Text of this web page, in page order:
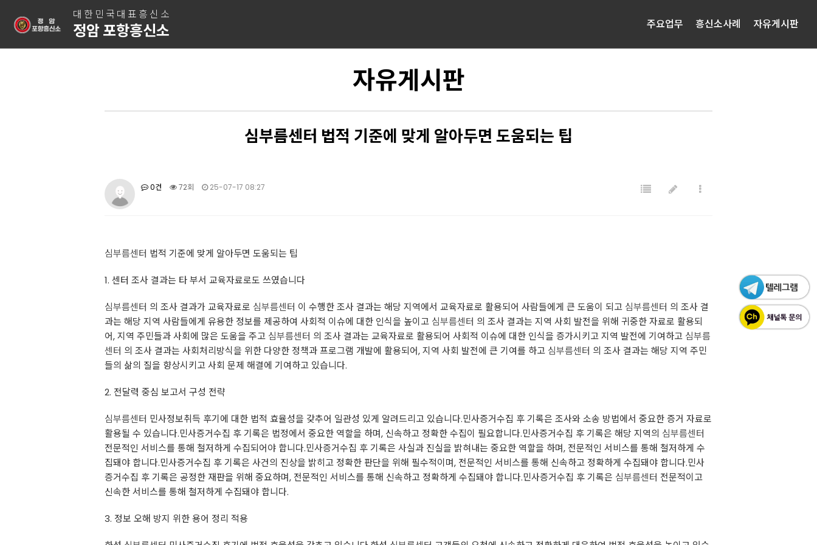
대한민국대표흥신소
정암 포항흥신소 주요업무 흥신소사례 자유게시판
자유게시판
심부름센터 법적 기준에 맞게 알아두면 도움되는 팁
0건 72회 25-07-17 08:27
심부름센터 법적 기준에 맞게 알아두면 도움되는 팁
1. 센터 조사 결과는 타 부서 교육자료로도 쓰였습니다
심부름센터 의 조사 결과가 교육자료로 심부름센터 이 수행한 조사 결과는 해당 지역에서 교육자료로 활용되어 사람들에게 큰 도움이 되고 심부름센터 의 조사 결
과는 해당 지역 사람들에게 유용한 정보를 제공하여 사회적 이슈에 대한 인식을 높이고 심부름센터 의 조사 결과는 지역 사회 발전을 위해 귀중한 자료로 활용되
어, 지역 주민들과 사회에 많은 도움을 주고 심부름센터 의 조사 결과는 교육자료로 활용되어 사회적 이슈에 대한 인식을 증가시키고 지역 발전에 기여하고 심부름
센터 의 조사 결과는 사회처리방식을 위한 다양한 정책과 프로그램 개발에 활용되어, 지역 사회 발전에 큰 기여를 하고 심부름센터 의 조사 결과는 해당 지역 주민
들의 삶의 질을 향상시키고 사회 문제 해결에 기여하고 있습니다.
2. 전달력 중심 보고서 구성 전략
심부름센터 민사정보취득 후기에 대한 법적 효율성을 갖추어 일관성 있게 알려드리고 있습니다.민사증거수집 후 기록은 조사와 소송 방법에서 중요한 증거 자료로
활용될 수 있습니다.민사증거수집 후 기록은 법정에서 중요한 역할을 하며, 신속하고 정확한 수집이 필요합니다.민사증거수집 후 기록은 해당 지역의 심부름센터
전문적인 서비스를 통해 철저하게 수집되어야 합니다.민사증거수집 후 기록은 사실과 진실을 밝혀내는 중요한 역할을 하며, 전문적인 서비스를 통해 철저하게 수
집돼야 합니다.민사증거수집 후 기록은 사건의 진상을 밝히고 정확한 판단을 위해 필수적이며, 전문적인 서비스를 통해 신속하고 정확하게 수집돼야 합니다.민사
증거수집 후 기록은 공정한 재판을 위해 중요하며, 전문적인 서비스를 통해 신속하고 정확하게 수집돼야 합니다.민사증거수집 후 기록은 심부름센터 전문적이고
신속한 서비스를 통해 철저하게 수집돼야 합니다.
3. 정보 오해 방지 위한 용어 정리 적용